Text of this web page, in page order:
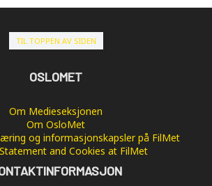
TIL TOPPEN AV SIDEN
OSLOMET
Om Medieseksjonen
Om OsloMet
og informasjonskapsler på FilMet
and Cookies at FilMet